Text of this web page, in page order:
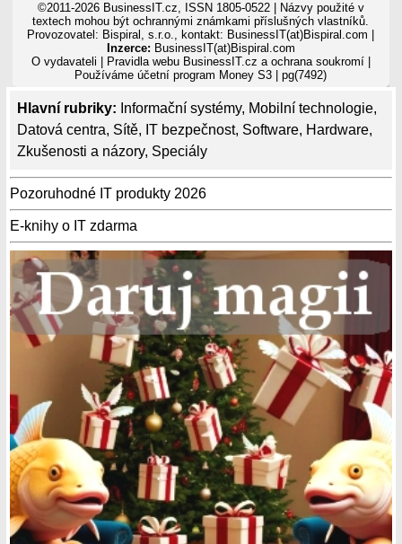
Hlavní rubriky: Informační systémy, Mobilní technologie,
Datová centra, Sítě, IT bezpečnost, Software, Hardware,
Zkušenosti a názory, Speciály
Pozoruhodné IT produkty 2026
E-knihy o IT zdarma
©2011-2026 BusinessIT.cz, ISSN 1805-0522 | Názvy použité v
textech mohou být ochrannými známkami příslušných vlastníků.
Provozovatel: Bispiral, s.r.o., kontakt: BusinessIT(at)Bispiral.com |
Inzerce: BusinessIT(at)Bispiral.com
O vydavateli
Pravidla webu BusinessIT.cz a ochrana soukromí|
Používámeúčetní program Money S3 | pg(7492)